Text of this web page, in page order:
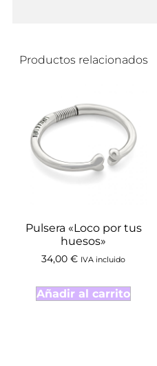
Productos relacionados
Pulsera «Loco por tus
huesos»
34,00 € IVA incluido
Añadir al carrito